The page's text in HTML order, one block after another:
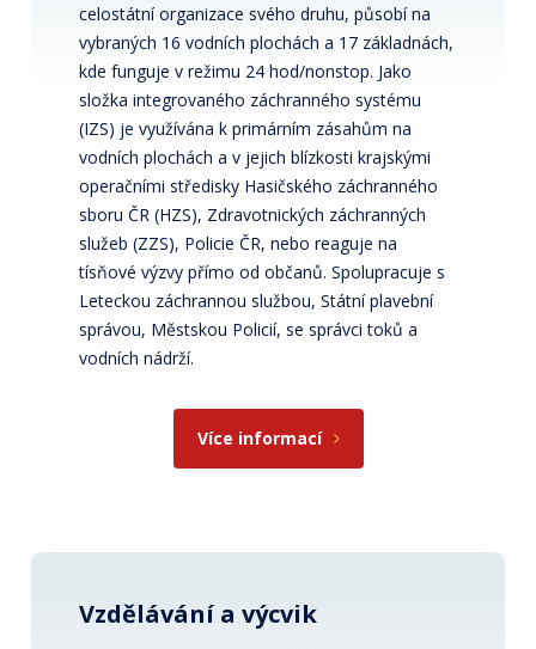
celostátní organizace svého druhu, působí na
vybraných 16 vodních plochách a 17 základnách,
kde funguje v režimu 24 hod/nonstop. Jako
složka integrovaného záchranného systému
(IZS) je využívána k primárním zásahům na
vodních plochách a v jejich blízkosti krajskými
operačními středisky Hasičského záchranného
sboru ČR (HZS), Zdravotnických záchranných
služeb (ZZS), Policie ČR, nebo reaguje na
tísňové výzvy přímo od občanů. Spolupracuje s
Leteckou záchrannou službou, Státní plavební
správou, Městskou Policií, se správci toků a
vodních nádrží.
Více informací
Vzdělávání a výcvik